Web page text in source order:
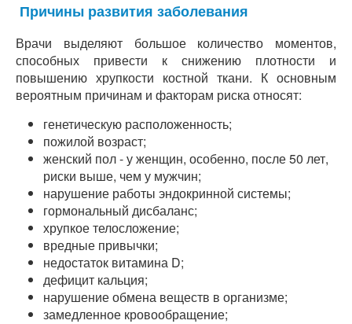
Причины развития заболевания
Врачи выделяют большое количество моментов,
способных привести к снижению плотности и
повышению хрупкости костной ткани. К основным
вероятным причинам и факторам риска относят:
генетическую расположенность;
пожилой возраст;
женский пол - у женщин, особенно, после 50 лет,
риски выше, чем у мужчин;
нарушение работы эндокринной системы;
гормональный дисбаланс;
хрупкое телосложение;
вредные привычки;
недостаток витамина D;
дефицит кальция;
нарушение обмена веществ в организме;
замедленное кровообращение;